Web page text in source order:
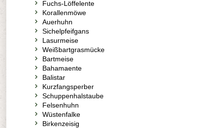
Fuchs-Löffelente
Korallenmöwe
Auerhuhn
Sichelpfeifgans
Lasurmeise
Weißbartgrasmücke
Bartmeise
Bahamaente
Balistar
Kurzfangsperber
Schuppenhalstaube
Felsenhuhn
Wüstenfalke
Birkenzeisig